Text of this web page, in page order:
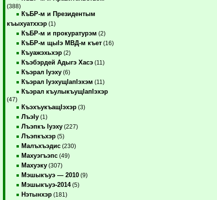
(388)
КъБР-м и Президентым
къыхуатххэр (1)
КъБР-м и прокуратурэм (2)
КъБР-м щыIэ МВД-м къет (16)
Къуажэхьхэр (2)
Къэбэрдей Адыгэ Хасэ (11)
Къэрал Iуэху (6)
Къэрал IуэхущIапIэхэм (11)
Къэрал къулыкъущIапIэхэр
(47)
КъэхъукъащIэхэр (3)
ЛъэIу (1)
Лъэпкъ Iуэху (227)
Лъэпкъхэр (5)
Малъхъэдис (230)
Махуэгъэпс (49)
Махуэку (307)
Мэшыкъуэ — 2010 (9)
Мэшыкъуэ-2014(5)
Нэтынхэр (181)